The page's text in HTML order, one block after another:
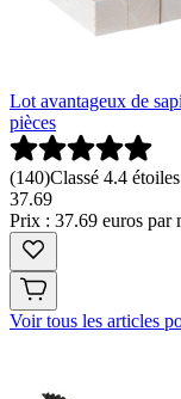
Lot avantageux de
pièces
(140)Classé 4.4
37.69
Prix : 37.69 euros par
Voir tous les articles